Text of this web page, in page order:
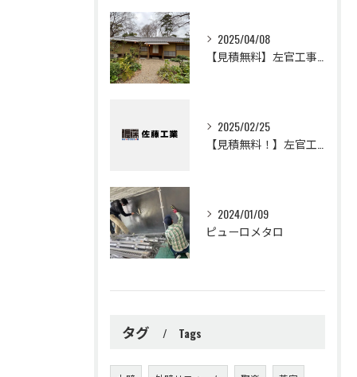
2025/04/08
2025/02/25
2024/01/09
ピューロメタロ
タグ Tags